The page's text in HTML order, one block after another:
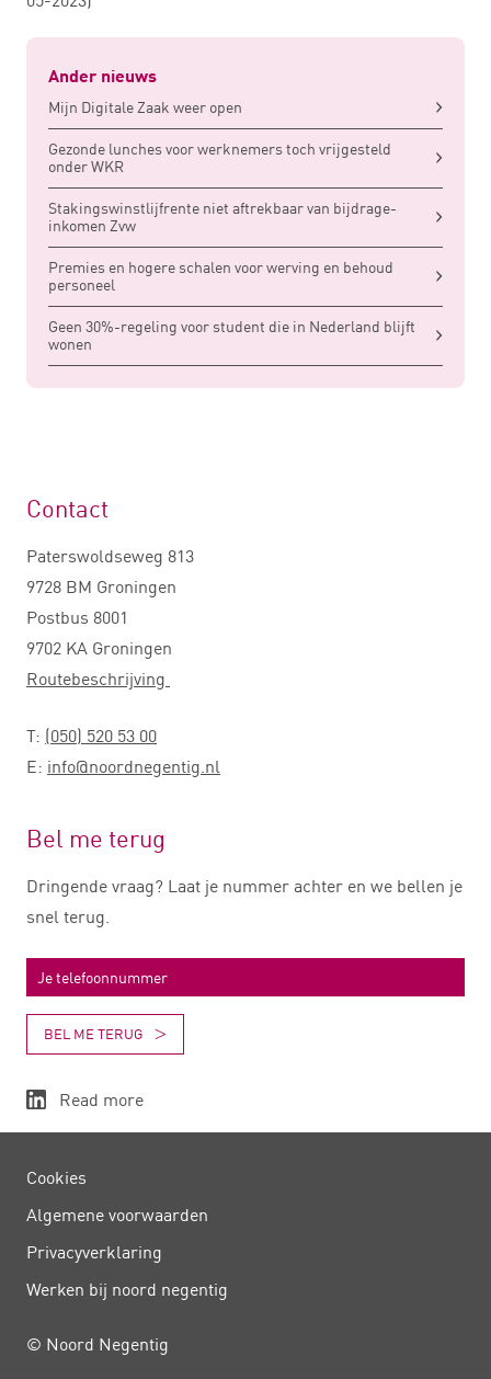
Ander nieuws
Mijn Digitale Zaak weer open
Gezonde lunches voor werknemers toch vrijgesteld
onder WKR
Stakingswinstlijfrente niet aftrekbaar van bijdrage-
inkomen Zvw
Premies en hogere schalen voor werving en behoud
personeel
Geen 30%-regeling voor student die in Nederland blijft
wonen
Contact
Paterswoldseweg 813
9728 BM Groningen
Postbus 8001
9702 KA Groningen
Routebeschrijving
T: (050) 520 53 00
E: info@noordnegentig.nl
Bel me terug
Dringende vraag? Laat je nummer achter en we bellen je
snel terug.
BEL ME TERUG
Read more
Cookies
Algemene voorwaarden
Privacy­verklaring
Werken bij noord negentig
© Noord Negentig